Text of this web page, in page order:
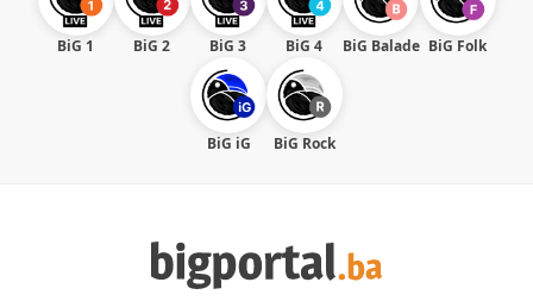
BiG 1 BiG 2 BiG 3 BiG 4 BiG Balade BiG Folk
BiG iG BiG Rock